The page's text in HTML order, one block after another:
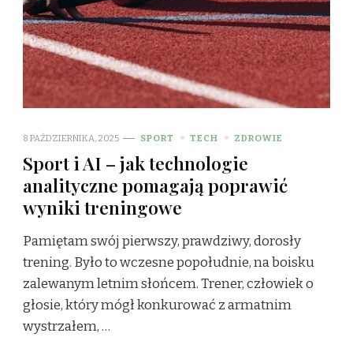
8 PAŹDZIERNIKA, 2025 SPORT TECH ZDROWIE
Sport i AI – jak technologie
analityczne pomagają poprawić
wyniki treningowe
Pamiętam swój pierwszy, prawdziwy, dorosły
trening. Było to wczesne popołudnie, na boisku
zalewanym letnim słońcem. Trener, człowiek o
głosie, który mógł konkurować z armatnim
wystrzałem, …